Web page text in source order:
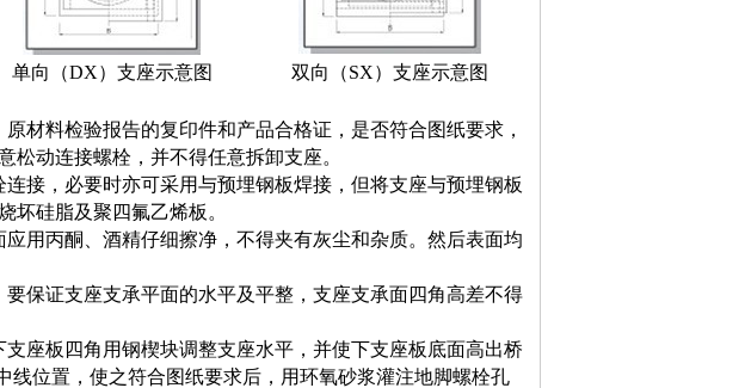
单向（DX）支座示意图
双向（SX）支座示意图
原材料检验报告的复印件和产品合格证，是否符合图纸要求，
松动连接螺栓，并不得任意拆卸支座。
连接，必要时亦可采用与预埋钢板焊接，但将支座与预埋钢板
坏硅脂及聚四氟乙烯板。
应用丙酮、酒精仔细擦净，不得夹有灰尘和杂质。然后表面均
要保证支座支承平面的水平及平整，支座支承面四角高差不得
支座板四角用钢楔块调整支座水平，并使下支座板底面高出桥
线位置，使之符合图纸要求后，用环氧砂浆灌注地脚螺栓孔